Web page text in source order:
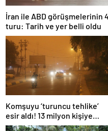
İran ile ABD görüşmelerinin
turu: Tarih ve yer belli oldu
Komşuyu ‘turuncu tehlike’
esir aldı! 13 milyon kişiye
“evde kalın” uyarısı…